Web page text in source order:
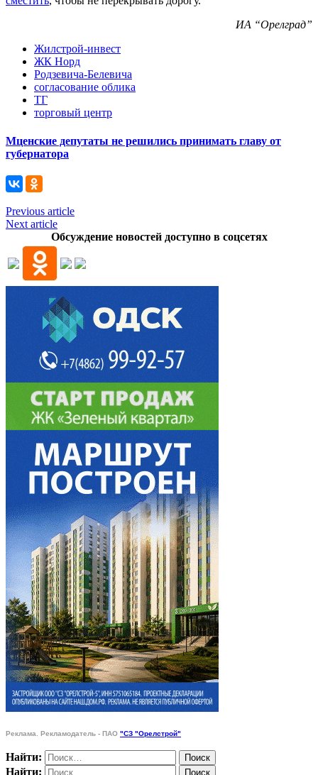
ИА “Орелград”
Жилстрой-инвест
ЖК Норд
Родзевича-Белевича
согласование облика
ТГ
торговый центр
Мценские депутаты не решились принимать главу от
губернатора
Previous article
Next article
Обсуждение новостей доступно в соцсетях
Реклама. Рекламодатель - ПАО "СЗ "Орелстрой"
Найти:
Найти: